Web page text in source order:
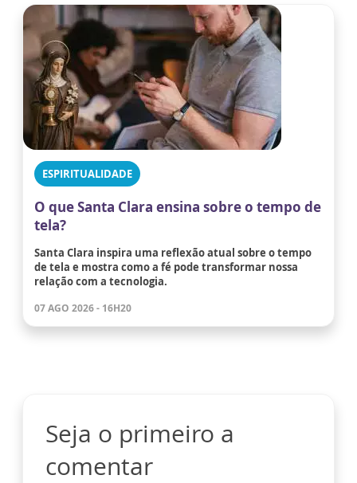
ESPIRITUALIDADE
O que Santa Clara ensina sobre o tempo de
tela?
Santa Clara inspira uma reflexão atual sobre o tempo
de tela e mostra como a fé pode transformar nossa
relação com a tecnologia.
07 AGO 2026 - 16H20
Seja o primeiro a
comentar